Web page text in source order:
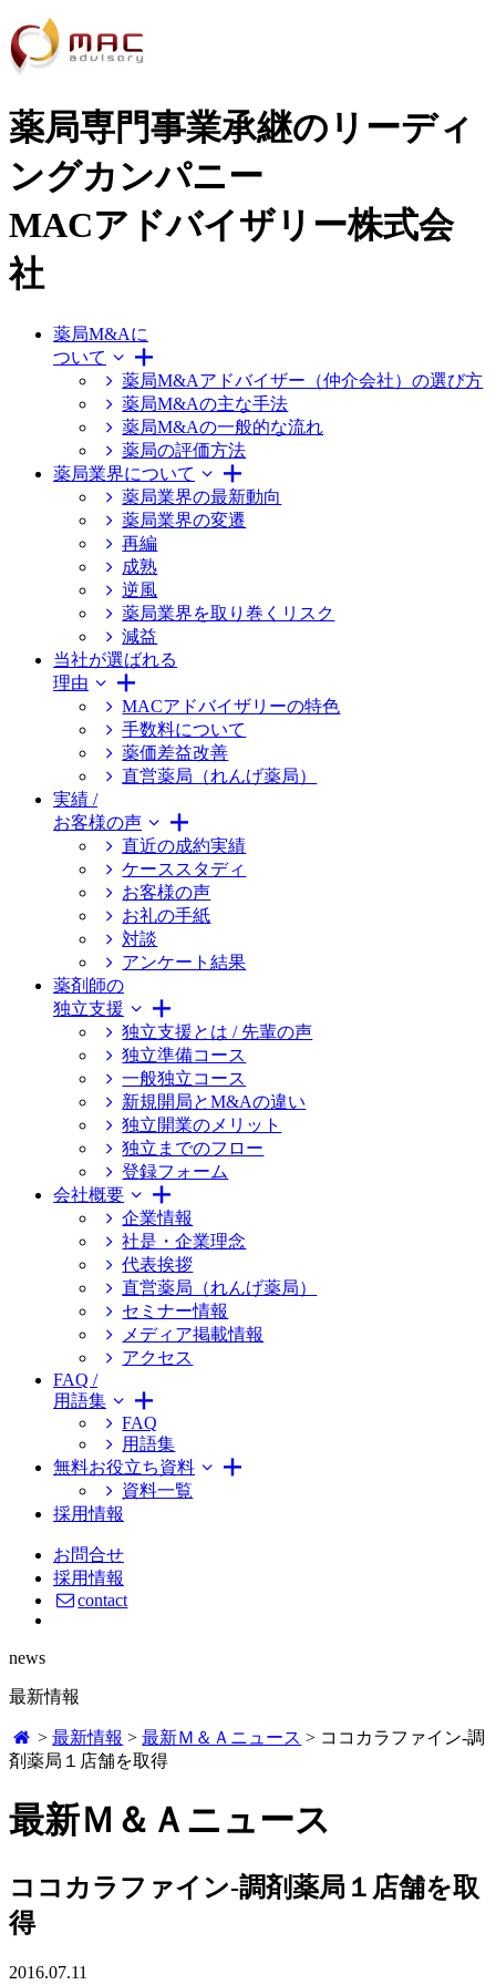
薬局専門事業承継のリーディ
ングカンパニー
MACアドバイザリー株式会
社
薬局M&Aに
ついて
薬局M&Aアドバイザー（仲介会社）の選び方
薬局M&Aの主な手法
薬局M&Aの一般的な流れ
薬局の評価方法
薬局業界について
薬局業界の最新動向
薬局業界の変遷
再編
成熟
逆風
薬局業界を取り巻くリスク
減益
当社が選ばれる
理由
MACアドバイザリーの特色
手数料について
薬価差益改善
直営薬局（れんげ薬局）
実績 /
お客様の声
直近の成約実績
ケーススタディ
お客様の声
お礼の手紙
対談
アンケート結果
薬剤師の
独立支援
独立支援とは / 先輩の声
独立準備コース
一般独立コース
新規開局とM&Aの違い
独立開業のメリット
独立までのフロー
登録フォーム
会社概要
企業情報
社是・企業理念
代表挨拶
直営薬局（れんげ薬局）
セミナー情報
メディア掲載情報
アクセス
FAQ /
用語集
FAQ
用語集
無料お役立ち資料
資料一覧
採用情報
お問合せ
採用情報
contact
news
最新情報
>最新情報 >最新Ｍ＆Ａニュース > ココカラファイン‐調
剤薬局１店舗を取得
最新Ｍ＆Ａニュース
ココカラファイン‐調剤薬局１店舗を取
得
2016.07.11